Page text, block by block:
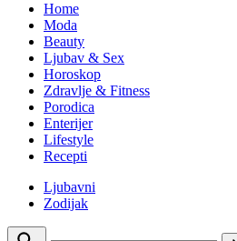
Home
Moda
Beauty
Ljubav & Sex
Horoskop
Zdravlje & Fitness
Porodica
Enterijer
Lifestyle
Recepti
Ljubavni
Zodijak